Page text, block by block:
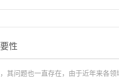
性
其问题也一直存在，由于近年来各